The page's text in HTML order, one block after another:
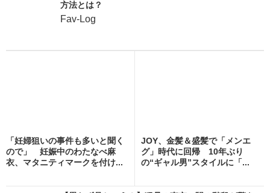
方法とは？
Fav-Log
「妊婦狙いの事件も多いと聞く
ので」 妊娠中のわたなべ麻
衣、マタニティマークを付け...
JOY、金髪＆盛髪で「メンエ
グ」時代に回帰 10年ぶり
の“ギャル男”スタイルに「...